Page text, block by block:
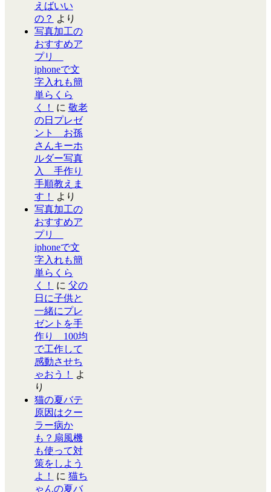
えばいい
の？ より
写真加工の
おすすめア
プリ
iphoneで文
字入れも簡
単らくら
く！
に 敬老
の日プレゼ
ント お孫
さんキーホ
ルダー写真
入 手作り
手順教えま
す！
より
写真加工の
おすすめア
プリ
iphoneで文
字入れも簡
単らくら
く！
に 父の
日に子供と
一緒にプレ
ゼントを手
作り 100均
で工作して
感動させち
ゃおう！
よ
り
猫の夏バテ
原因はクー
ラー病か
も？扇風機
も使って対
策をしよう
よ！
に 猫ち
ゃんの夏バ